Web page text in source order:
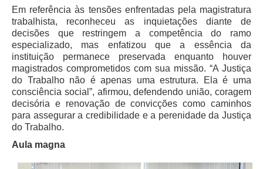
Diários Eletrônicos
e-Doc
Espaço do Servidor
Guias de recolhimento
Leilão Público
Mapa do site
META 9 do CNJ
Pauta Digital
Em referência às tensões enfrentadas pela magistratura
trabalhista, reconheceu as inquietações diante de
decisões que restringem a competência do ramo
especializado, mas enfatizou que a essência da
instituição permanece preservada enquanto houver
magistrados comprometidos com sua missão. “A Justiça
do Trabalho não é apenas uma estrutura. Ela é uma
consciência social”, afirmou, defendendo união, coragem
decisória e renovação de convicções como caminhos
para assegurar a credibilidade e a perenidade da Justiça
do Trabalho.
Aula magna